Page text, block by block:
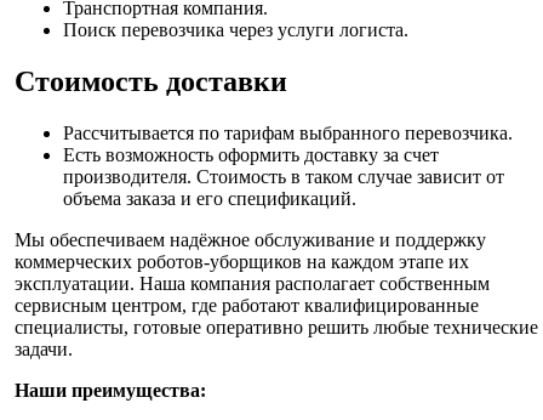
Транспортная компания.
Поиск перевозчика через услуги логиста.
Стоимость доставки
Рассчитывается по тарифам выбранного перевозчика.
Есть возможность оформить доставку за счет
производителя. Стоимость в таком случае зависит от
объема заказа и его спецификаций.
Мы обеспечиваем надёжное обслуживание и поддержку
коммерческих роботов-уборщиков на каждом этапе их
эксплуатации. Наша компания располагает собственным
сервисным центром, где работают квалифицированные
специалисты, готовые оперативно решить любые технические
задачи.
Наши преимущества: